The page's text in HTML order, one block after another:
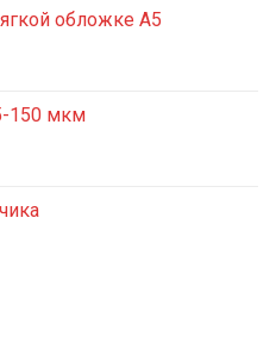
обложке А5
150 мкм